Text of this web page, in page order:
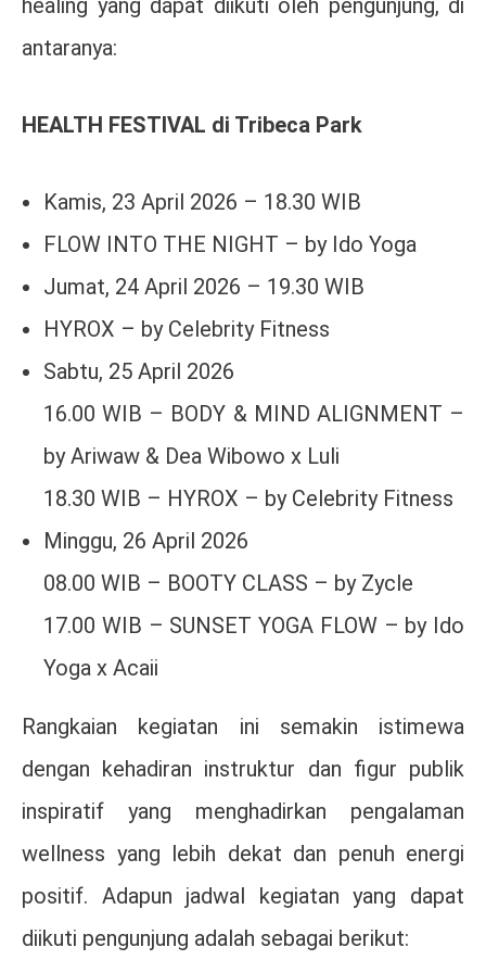
healing yang dapat diikuti oleh pengunjung, di
antaranya:
HEALTH FESTIVAL di Tribeca Park
Kamis, 23 April 2026 – 18.30 WIB
FLOW INTO THE NIGHT – by Ido Yoga
Jumat, 24 April 2026 – 19.30 WIB
HYROX – by Celebrity Fitness
Sabtu, 25 April 2026
16.00 WIB – BODY & MIND ALIGNMENT –
by Ariwaw & Dea Wibowo x Luli
18.30 WIB – HYROX – by Celebrity Fitness
Minggu, 26 April 2026
08.00 WIB – BOOTY CLASS – by Zycle
17.00 WIB – SUNSET YOGA FLOW – by Ido
Yoga x Acaii
Rangkaian kegiatan ini semakin istimewa
dengan kehadiran instruktur dan figur publik
inspiratif yang menghadirkan pengalaman
wellness yang lebih dekat dan penuh energi
positif. Adapun jadwal kegiatan yang dapat
diikuti pengunjung adalah sebagai berikut: